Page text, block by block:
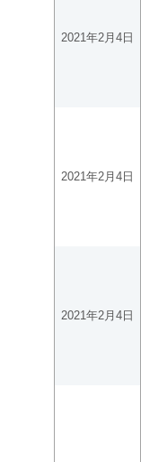
2021年2月4日
2021年2月4日
2021年2月4日